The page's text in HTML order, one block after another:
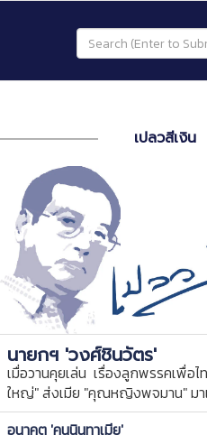
เปลวสีเงิน
นายกฯ 'วงศ์ชินวัตร'
เมื่อวานคุยเล่น เรื่องลูกพรรคเพื่อไ
ใหญ่" ส่งเมีย "คุณหญิงพจมาน" มา
ของพรรค ให้ลูกกบ-ลูกเขียดในพร
ซีเครียดซักนิด
อนาคต 'คนนินทาเมีย'